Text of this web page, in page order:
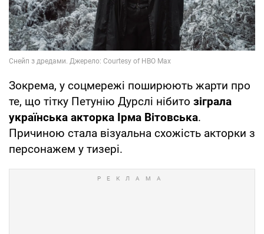
Зокрема, у соцмережі поширюють жарти про
те, що тітку Петунію Дурслі нібито зіграла
українська акторка Ірма Вітовська.
Причиною стала візуальна схожість акторки з
персонажем у тизері.